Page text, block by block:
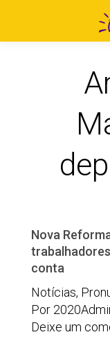
Nova
conta
Notícias,
Por
Deixe um